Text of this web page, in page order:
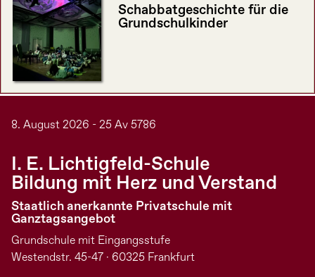
Schabbatgeschichte für die
Grundschulkinder
8. August 2026 - 25 Av 5786
I. E. Lichtigfeld-Schule
Bildung mit Herz und Verstand
Staatlich anerkannte Privatschule mit
Ganztagsangebot
Grundschule mit Eingangsstufe
Westendstr. 45-47 · 60325 Frankfurt